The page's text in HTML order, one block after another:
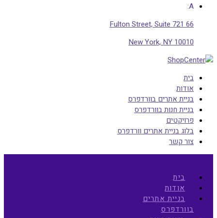
A:
66 Fulton Street, Suite 721
New York, NY 10010
בית
אודות
בניית אתרים בוורדפרס
בניית חנות בוורדפרס
פרויקטים
בלוג בניית אתרים וורדפרס
צור קשר
בית
אודות
בניית אתרים
בוורדפרס